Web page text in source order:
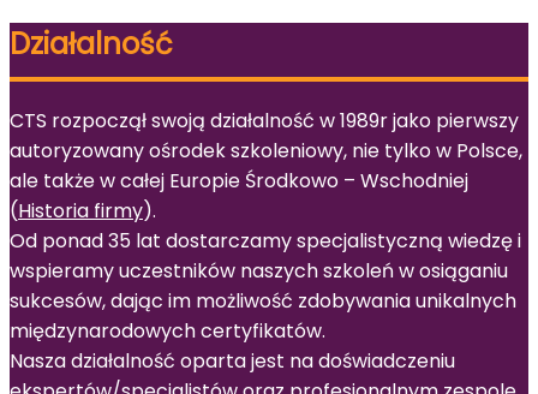
Działalność
CTS rozpoczął swoją działalność w 1989r jako pierwszy
autoryzowany ośrodek szkoleniowy, nie tylko w Polsce,
ale także w całej Europie Środkowo – Wschodniej
(Historia firmy).
Od ponad 35 lat dostarczamy specjalistyczną wiedzę i
wspieramy uczestników naszych szkoleń w osiąganiu
sukcesów, dając im możliwość zdobywania unikalnych
międzynarodowych certyfikatów.
Nasza działalność oparta jest na doświadczeniu